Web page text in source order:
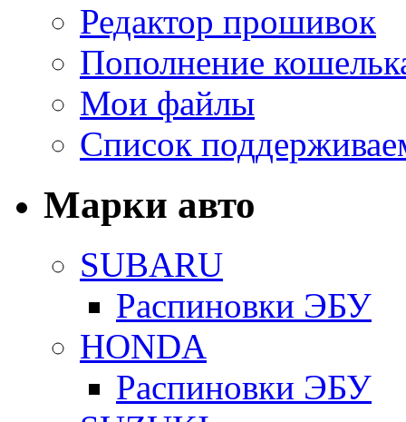
Редактор прошивок
Пополнение
Мои файлы
Список
Марки авто
SUBARU
Распиновки ЭБУ
HONDA
Распиновки ЭБУ